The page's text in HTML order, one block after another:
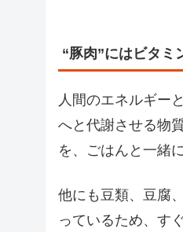
“豚肉”にはビタミ
人間のエネルギー
へと代謝させる物
を、ごはんと一緒
他にも豆類、豆腐
っているため、す